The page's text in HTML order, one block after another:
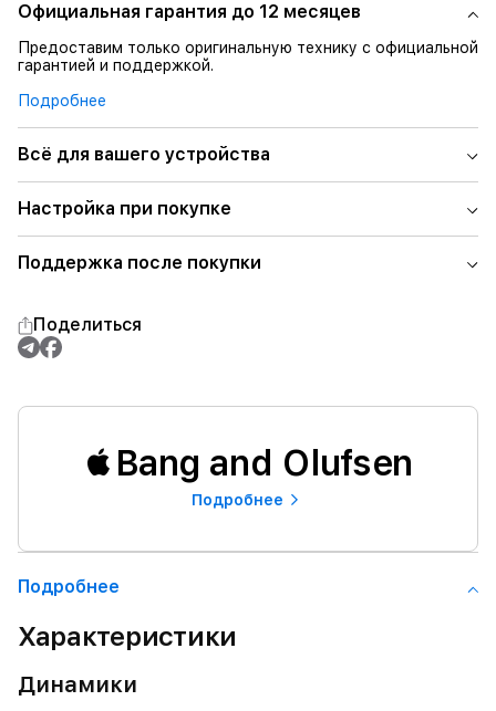
Официальная гарантия до 12 месяцев
Предоставим только оригинальную технику с официальной
гарантией и поддержкой.
Подробнее
Всё для вашего устройства
Настройка при покупке
Поддержка после покупки
Поделиться
Bang and Olufsen
Подробнее
Подробнее
Характеристики
Динамики